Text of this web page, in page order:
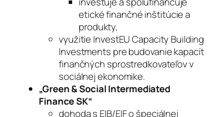
etické finančné inštitúcie a
produkty,
využitie InvestEU Capacity Building
Investments pre budovanie kapacít
finančných sprostredkovateľov v
sociálnej ekonomike.
„Green & Social Intermediated
Finance SK“
dohoda s EIB/EIF o špeciálnej